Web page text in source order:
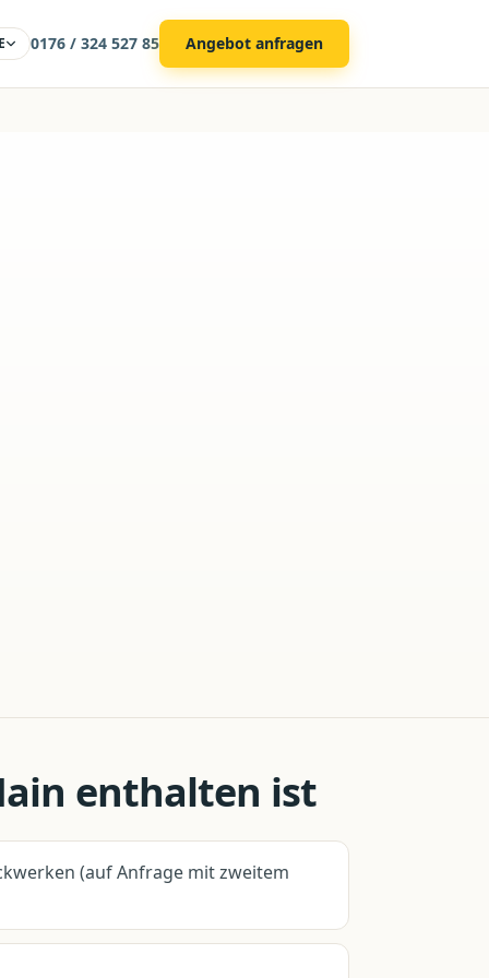
0176 / 324 527 85 Angebot anfragen
enthalten ist
(auf Anfrage mit zweitem